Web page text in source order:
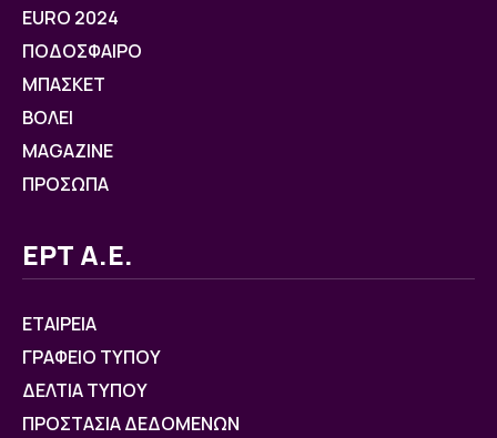
EURO 2024
ΠΟΔΟΣΦΑΙΡΟ
ΜΠΑΣΚΕΤ
ΒOΛΕΙ
MAGAZINE
ΠΡΟΣΩΠΑ
ΕΡΤ Α.Ε.
ΕΤΑΙΡΕΙΑ
ΓΡΑΦΕΙΟ ΤΥΠΟΥ
ΔΕΛΤΙΑ ΤΥΠΟΥ
ΠΡΟΣΤΑΣΙΑ ΔΕΔΟΜΕΝΩΝ